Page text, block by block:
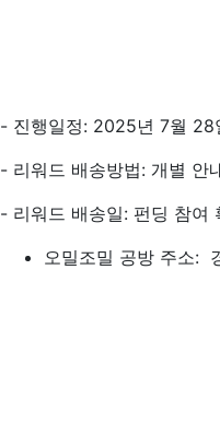
- 진행일정: 2025년 7월 28
- 리워드 배송방법: 개별 안
- 리워드 배송일: 펀딩 참여
오밀조밀 공방 주소: